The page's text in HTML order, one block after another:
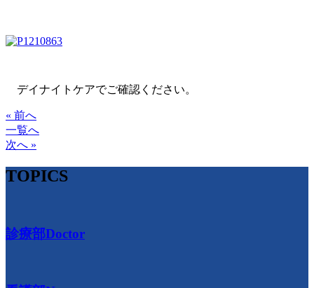
デイナイトケアでご確認ください。
« 前へ
一覧へ
次へ »
TOPICS
診療部Doctor